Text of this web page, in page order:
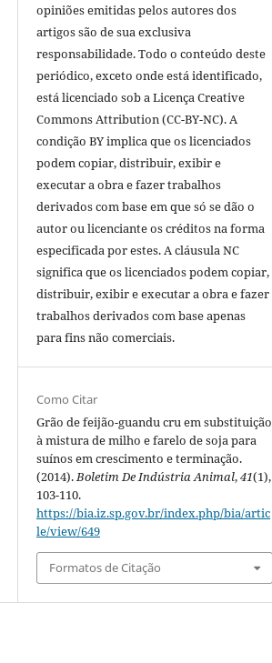
opiniões emitidas pelos autores dos
artigos são de sua exclusiva
responsabilidade. Todo o conteúdo deste
periódico, exceto onde está identificado,
está licenciado sob a Licença Creative
Commons Attribution (CC-BY-NC). A
condição BY implica que os licenciados
podem copiar, distribuir, exibir e
executar a obra e fazer trabalhos
derivados com base em que só se dão o
autor ou licenciante os créditos na forma
especificada por estes. A cláusula NC
significa que os licenciados podem copiar,
distribuir, exibir e executar a obra e fazer
trabalhos derivados com base apenas
para fins não comerciais.
Como Citar
Grão de feijão-guandu cru em substituição
à mistura de milho e farelo de soja para
suínos em crescimento e terminação.
(2014).Boletim De Indústria Animal,41(1),
103-110.
https://bia.iz.sp.gov.br/index.php/bia/artic
le/view/649
Formatos de Citação